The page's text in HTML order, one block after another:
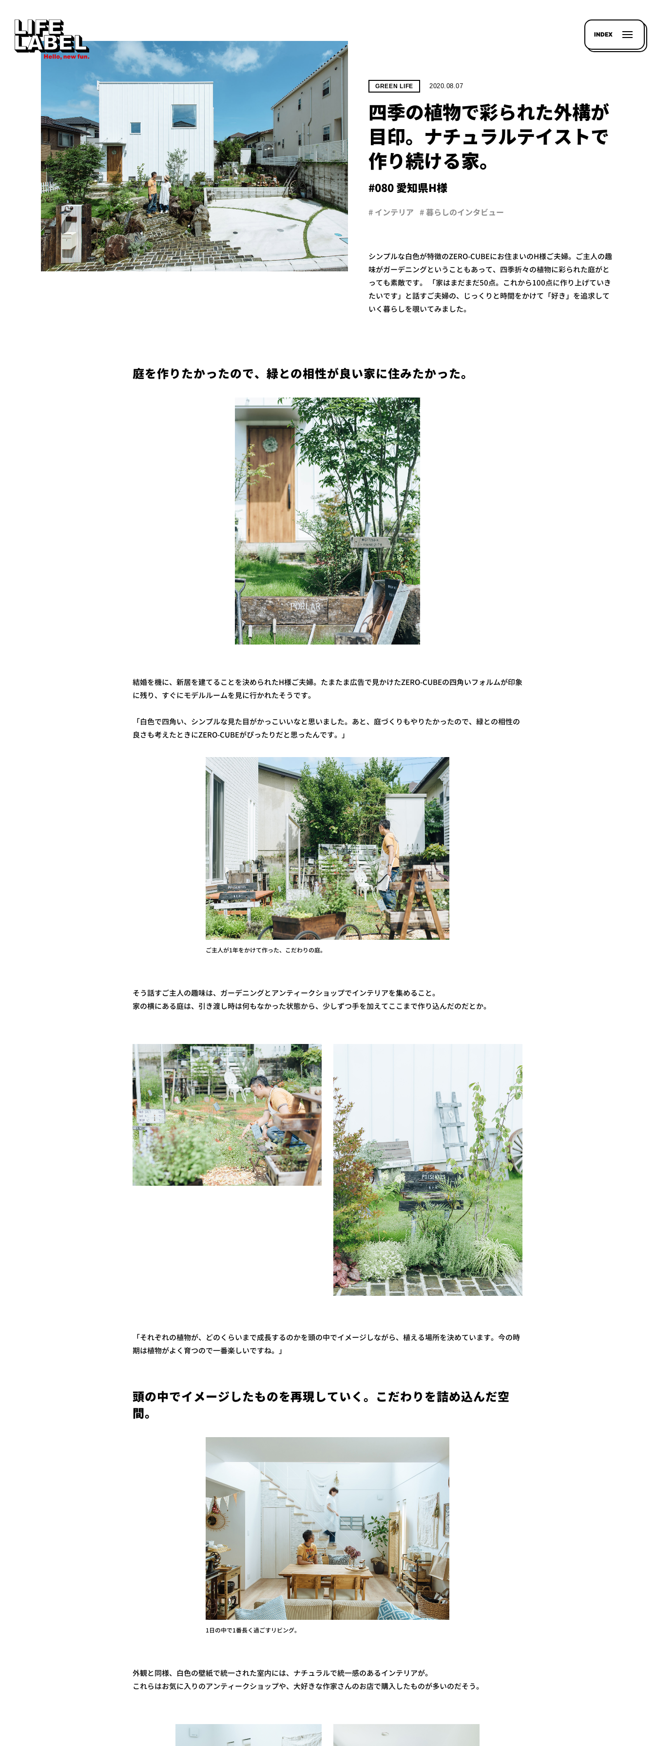
INDEX
GREEN LIFE 2020.08.07
四季の植物で彩られた外構が
目印。ナチュラルテイストで
作り続ける家。
#080 愛知県H様
# インテリア # 暮らしのインタビュー
シンプルな白色が特徴のZERO-CUBEにお住まいのH様ご夫婦。ご主人の趣
味がガーデニングということもあって、四季折々の植物に彩られた庭がと
っても素敵です。 「家はまだまだ50点。これから100点に作り上げていき
たいです」と話すご夫婦の、じっくりと時間をかけて「好き」を追求して
いく暮らしを覗いてみました。
庭を作りたかったので、緑との相性が良い家に住みたかった。
結婚を機に、新居を建てることを決められたH様ご夫婦。たまたま広告で見かけたZERO-CUBEの四角いフォルムが印象
に残り、すぐにモデルルームを見に行かれたそうです。
「白色で四角い、シンプルな見た目がかっこいいなと思いました。あと、庭づくりもやりたかったので、緑との相性の
良さも考えたときにZERO-CUBEがぴったりだと思ったんです。」
ご主人が1年をかけて作った、こだわりの庭。
そう話すご主人の趣味は、ガーデニングとアンティークショップでインテリアを集めること。
家の横にある庭は、引き渡し時は何もなかった状態から、少しずつ手を加えてここまで作り込んだのだとか。
「それぞれの植物が、どのくらいまで成長するのかを頭の中でイメージしながら、植える場所を決めています。今の時
期は植物がよく育つので一番楽しいですね。」
頭の中でイメージしたものを再現していく。こだわりを詰め込んだ空
間。
1日の中で1番長く過ごすリビング。
外観と同様、白色の壁紙で統一された室内には、ナチュラルで統一感のあるインテリアが。
これらはお気に入りの アンティークショップや、大好きな作家さんのお店で購入したものが多いのだそう。